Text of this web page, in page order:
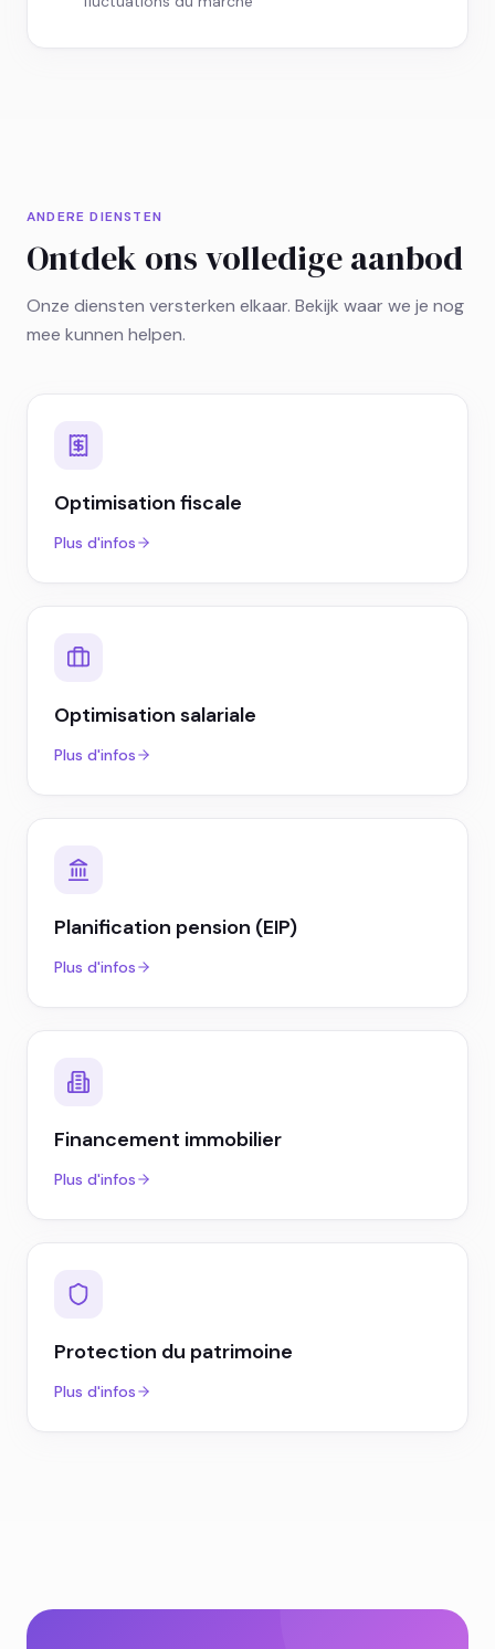
ANDERE DIENSTEN
Ontdek ons volledige aanbod
Onze diensten versterken elkaar. Bekijk waar we je nog
mee kunnen helpen.
Optimisation fiscale
Plus d'infos
Optimisation salariale
Plus d'infos
Planification pension (EIP)
Plus d'infos
Financement immobilier
Plus d'infos
Protection du patrimoine
Plus d'infos